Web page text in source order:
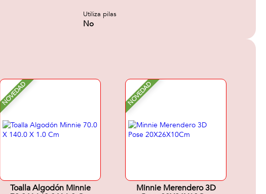
Utiliza pilas
No
NOVEDAD
Toalla Algodón Minnie
NOVEDAD
Minnie Merendero 3D